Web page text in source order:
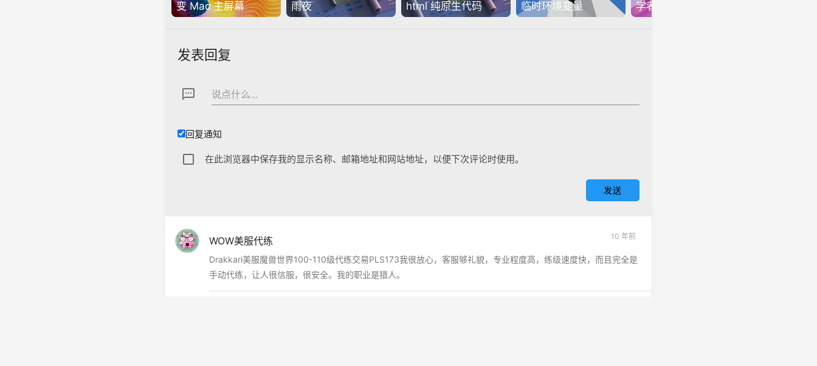
变 Mac 主屏幕
雨夜
html 纯原生代码
临时环境变量
学者必了解的概念
发表回复
textsms 说点什么...
回复通知
在此浏览器中保存我的显示名称、邮箱地址和网站地址，以便下次评论时使用。
WOW美服代练
Drakkari美服魔兽世界100-110级代练交易PLS173我很放心，客服够礼貌，专业程度高，练级速度快，而且完全是
手动代练，让人很信服，很安全。我的职业是猎人。
10 年前